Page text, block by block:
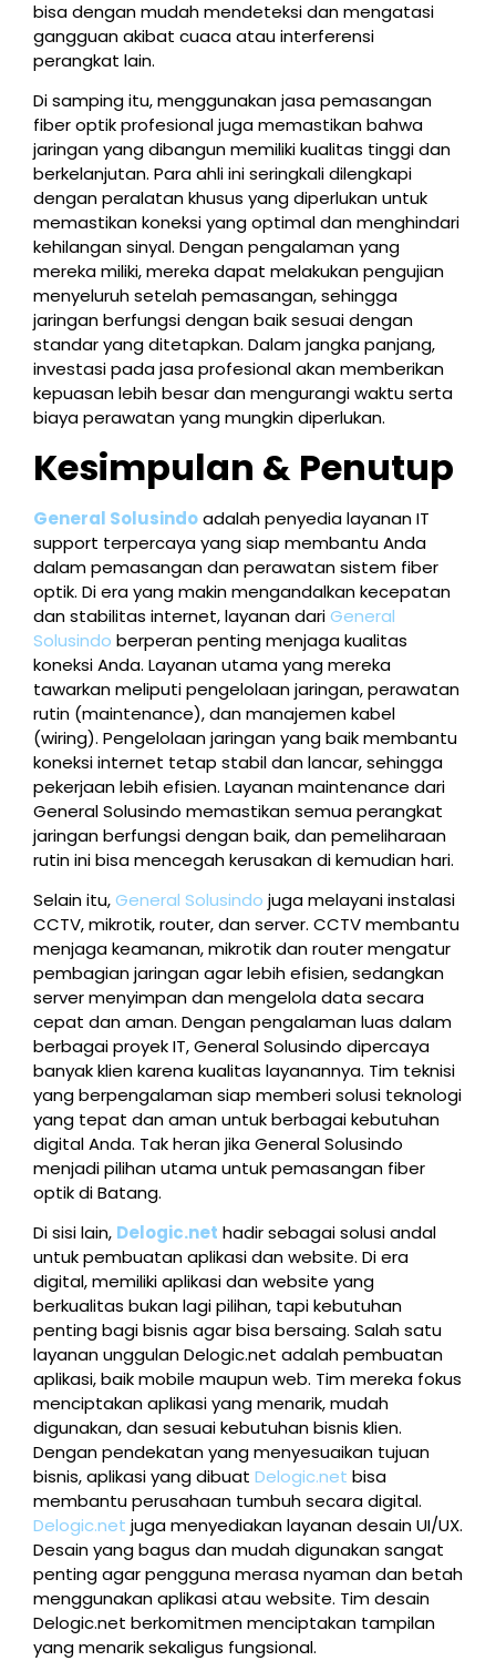
bisa dengan mudah mendeteksi dan mengatasi
gangguan akibat cuaca atau interferensi
perangkat lain.
Di samping itu, menggunakan jasa pemasangan
fiber optik profesional juga memastikan bahwa
jaringan yang dibangun memiliki kualitas tinggi dan
berkelanjutan. Para ahli ini seringkali dilengkapi
dengan peralatan khusus yang diperlukan untuk
memastikan koneksi yang optimal dan menghindari
kehilangan sinyal. Dengan pengalaman yang
mereka miliki, mereka dapat melakukan pengujian
menyeluruh setelah pemasangan, sehingga
jaringan berfungsi dengan baik sesuai dengan
standar yang ditetapkan. Dalam jangka panjang,
investasi pada jasa profesional akan memberikan
kepuasan lebih besar dan mengurangi waktu serta
biaya perawatan yang mungkin diperlukan.
Kesimpulan & Penutup
General Solusindoadalah penyedia layanan IT
support terpercaya yang siap membantu Anda
dalam pemasangan dan perawatan sistem fiber
optik. Di era yang makin mengandalkan kecepatan
dan stabilitas internet, layanan dariGeneral
Solusindo berperan penting menjaga kualitas
koneksi Anda. Layanan utama yang mereka
tawarkan meliputi pengelolaan jaringan, perawatan
rutin (maintenance), dan manajemen kabel
(wiring). Pengelolaan jaringan yang baik membantu
koneksi internet tetap stabil dan lancar, sehingga
pekerjaan lebih efisien. Layanan maintenance dari
General Solusindo memastikan semua perangkat
jaringan berfungsi dengan baik, dan pemeliharaan
rutin ini bisa mencegah kerusakan di kemudian hari.
Selain itu,General Solusindo juga melayani instalasi
CCTV, mikrotik, router, dan server. CCTV membantu
menjaga keamanan, mikrotik dan router mengatur
pembagian jaringan agar lebih efisien, sedangkan
server menyimpan dan mengelola data secara
cepat dan aman. Dengan pengalaman luas dalam
berbagai proyek IT, General Solusindo dipercaya
banyak klien karena kualitas layanannya. Tim teknisi
yang berpengalaman siap memberi solusi teknologi
yang tepat dan aman untuk berbagai kebutuhan
digital Anda. Tak heran jika General Solusindo
menjadi pilihan utama untuk pemasangan fiber
optik di Batang.
Di sisi lain, Delogic.net hadir sebagai solusi andal
untuk pembuatan aplikasi dan website. Di era
digital, memiliki aplikasi dan website yang
berkualitas bukan lagi pilihan, tapi kebutuhan
penting bagi bisnis agar bisa bersaing. Salah satu
layanan unggulan Delogic.net adalah pembuatan
aplikasi, baik mobile maupun web. Tim mereka fokus
menciptakan aplikasi yang menarik, mudah
digunakan, dan sesuai kebutuhan bisnis klien.
Dengan pendekatan yang menyesuaikan tujuan
bisnis, aplikasi yang dibuat Delogic.net bisa
membantu perusahaan tumbuh secara digital.
Delogic.net juga menyediakan layanan desain UI/UX.
Desain yang bagus dan mudah digunakan sangat
penting agar pengguna merasa nyaman dan betah
menggunakan aplikasi atau website. Tim desain
Delogic.net berkomitmen menciptakan tampilan
yang menarik sekaligus fungsional.